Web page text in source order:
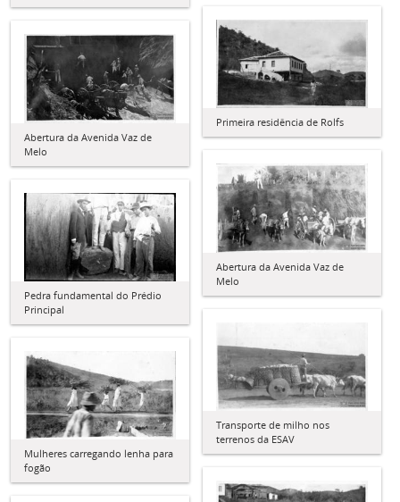
Primeira residência de Rolfs
Abertura da Avenida Vaz de
Melo
Abertura da Avenida Vaz de
Melo
Pedra fundamental do Prédio
Principal
Transporte de milho nos
terrenos da ESAV
Mulheres carregando lenha para
fogão